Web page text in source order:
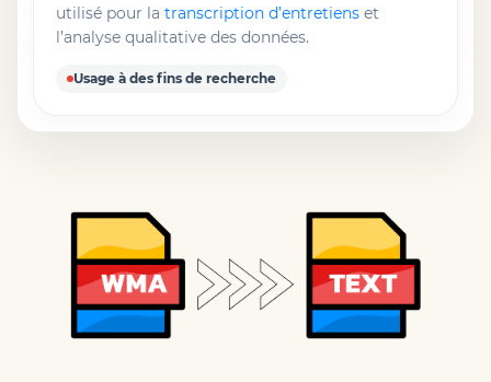
utilisé pour la transcription d’entretiens et
l’analyse qualitative des données.
Usage à des fins de recherche